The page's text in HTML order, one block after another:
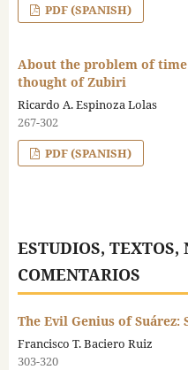
PDF (SPANISH)
About the problem of
thought of Zubiri
Ricardo A. Espinoza Lolas
267-302
PDF (SPANISH)
ESTUDIOS, TEXTOS,
COMENTARIOS
The Evil Genius of Suárez:
Francisco T. Baciero Ruiz
303-320